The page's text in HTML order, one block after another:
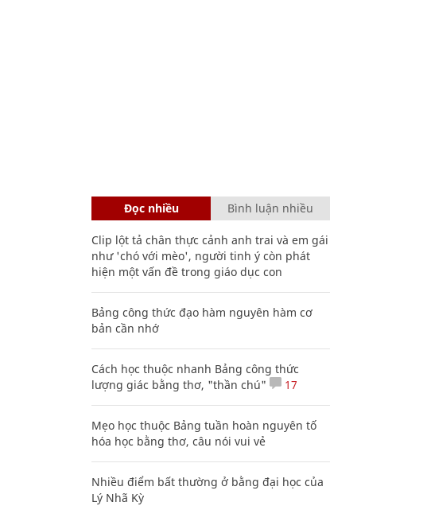
Đọc nhiều Bình luận nhiều
Clip lột tả chân thực cảnh anh trai và em gái
như 'chó với mèo', người tinh ý còn phát
hiện một vấn đề trong giáo dục con
Bảng công thức đạo hàm nguyên hàm cơ
bản cần nhớ
Cách học thuộc nhanh Bảng công thức
lượng giác bằng thơ, "thần chú"
17
Mẹo học thuộc Bảng tuần hoàn nguyên tố
hóa học bằng thơ, câu nói vui vẻ
Nhiều điểm bất thường ở bằng đại học của
Lý Nhã Kỳ